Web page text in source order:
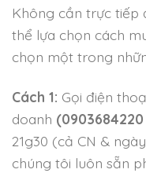
Không cần trực tiếp
thể lựa chọn cách
chọn một trong
Cách 1: Gọi điện
doanh
21g30 (cả CN &
chúng tôi luôn sẵn